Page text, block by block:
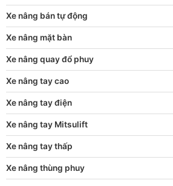
Xe nâng bán tự động
Xe nâng mặt bàn
Xe nâng quay đổ phuy
Xe nâng tay cao
Xe nâng tay điện
Xe nâng tay Mitsulift
Xe nâng tay thấp
Xe nâng thùng phuy